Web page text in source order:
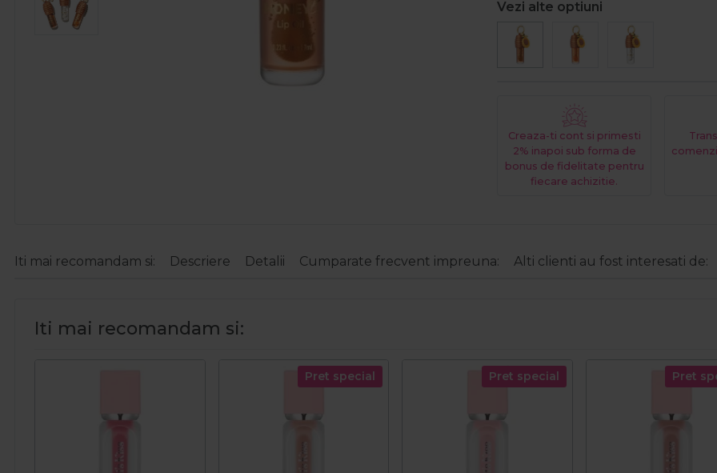
Vezi alte optiuni
Creaza-ti cont si primesti
2% inapoi sub forma de
bonus de fidelitate pentru
fiecare achizitie.
Iti mai recomandam si: Descriere Detalii Cumparate frecvent impreuna: Alti clienti au fost interesati de:
Iti mai recomandam si:
Pret special Pret special Pret